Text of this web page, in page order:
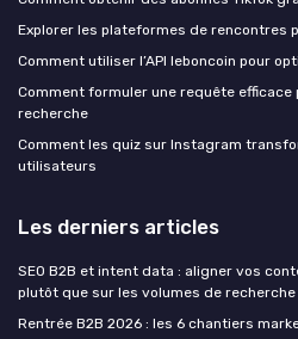
Explorer les plateformes de rencontres
Comment utiliser l’API leboncoin pour
Comment formuler une requête
recherche
Comment les quiz sur Instagram
utilisateurs
Les derniers articles
SEO B2B et intent data : aligner vos
plutôt que sur les volumes de recherche
Rentrée B2B 2026 : les 6 chantiers